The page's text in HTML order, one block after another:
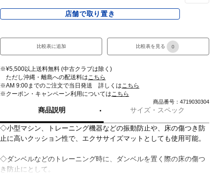
店舗で取り置き
比較表に追加 比較表を見る 0
※¥5,500以上送料無料 (中古クラブは除く)
ただし沖縄・離島への配送料はこちら
※AM 9:00までのご注文で当日発送 詳しくはこちら
※クーポン・キャンペーン利用についてはこちら
商品番号：4719030304
商品説明 サイズ・スペック
◇小型マシン、トレーニング機器などの振動防止や、床の傷つき防
止に高いクッション性で、エクササイズマットとしても使用可能。
◇ダンベルなどのトレーニング時に、ダンベルを置く際の床の傷つ
き防止にとして。